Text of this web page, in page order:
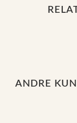
ANDRE